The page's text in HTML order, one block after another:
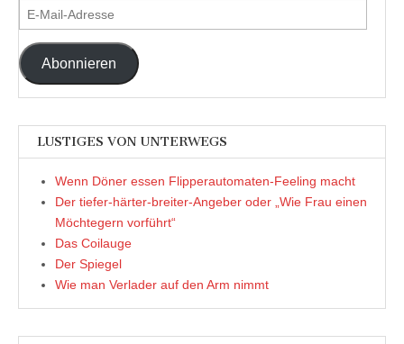
E-
Mail-
Adresse
Abonnieren
LUSTIGES VON UNTERWEGS
Wenn Döner essen Flipperautomaten-Feeling macht
Der tiefer-härter-breiter-Angeber oder „Wie Frau einen
Möchtegern vorführt“
Das Coilauge
Der Spiegel
Wie man Verlader auf den Arm nimmt